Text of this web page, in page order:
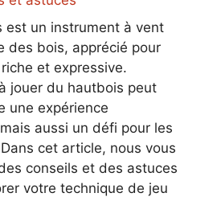
est un instrument à vent
des bois, apprécié pour
et expressive.
jouer du hautbois peut
une expérience
aussi un défi pour les
cet article, nous vous
conseils et des astuces
votre technique de jeu